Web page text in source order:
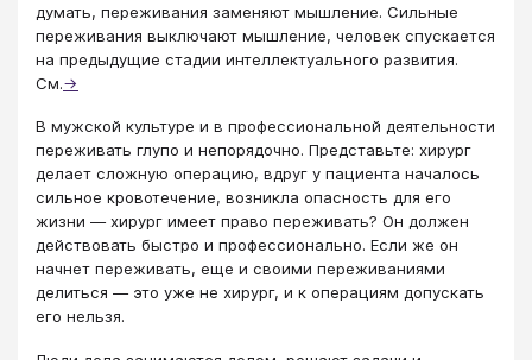
думать, переживания заменяют мышление. Сильные
переживания выключают мышление, человек спускается
на предыдущие стадии интеллектуального развития.
См.→
В мужской культуре и в профессиональной деятельности
переживать глупо и непорядочно. Представьте: хирург
делает сложную операцию, вдруг у пациента началось
сильное кровотечение, возникла опасность для его
жизни — хирург имеет право переживать? Он должен
действовать быстро и профессионально. Если же он
начнет переживать, еще и своими переживаниями
делиться — это уже не хирург, и к операциям допускать
его нельзя.